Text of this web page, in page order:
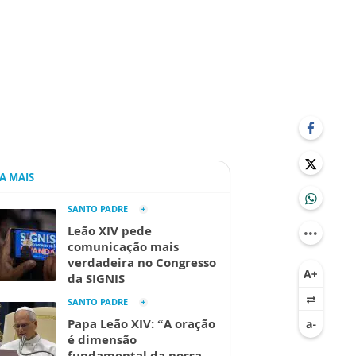
MAIS
SANTO PADRE
Leão XIV pede
comunicação mais
verdadeira no Congresso
da SIGNIS
SANTO PADRE
Papa Leão XIV: “A oração
é dimensão